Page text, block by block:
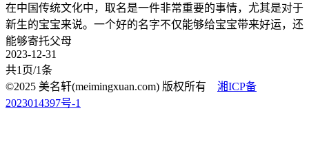
在中国传统文化中，取名是一件非常重要的事情，尤其是对于
新生的宝宝来说。一个好的名字不仅能够给宝宝带来好运，还
能够寄托父母
2023-12-31
共1页/1条
©2025 美名轩(meimingxuan.com) 版权所有 湘ICP备
2023014397号-1